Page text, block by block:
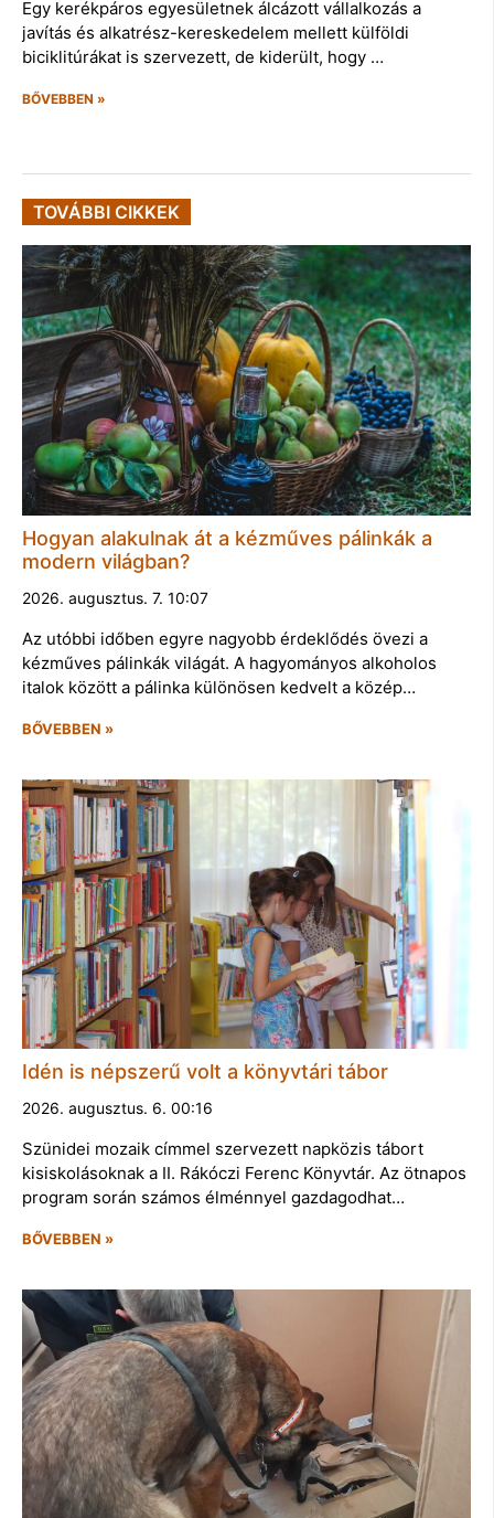
Egy kerékpáros egyesületnek álcázott vállalkozás a
javítás és alkatrész-kereskedelem mellett külföldi
biciklitúrákat is szervezett, de kiderült, hogy …
BŐVEBBEN »
TOVÁBBI CIKKEK
Hogyan alakulnak át a kézműves pálinkák a
modern világban?
2026. augusztus. 7. 10:07
Az utóbbi időben egyre nagyobb érdeklődés övezi a
kézműves pálinkák világát. A hagyományos alkoholos
italok között a pálinka különösen kedvelt a közép…
BŐVEBBEN »
Idén is népszerű volt a könyvtári tábor
2026. augusztus. 6. 00:16
Szünidei mozaik címmel szervezett napközis tábort
kisiskolásoknak a II. Rákóczi Ferenc Könyvtár. Az ötnapos
program során számos élménnyel gazdagodhat…
BŐVEBBEN »